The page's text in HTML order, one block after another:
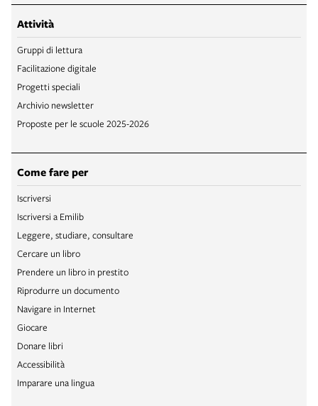
Attività
Gruppi di lettura
Facilitazione digitale
Progetti speciali
Archivio newsletter
Proposte per le scuole 2025-2026
Come fare per
Iscriversi
Iscriversi a Emilib
Leggere, studiare, consultare
Cercare un libro
Prendere un libro in prestito
Riprodurre un documento
Navigare in Internet
Giocare
Donare libri
Accessibilità
Imparare una lingua